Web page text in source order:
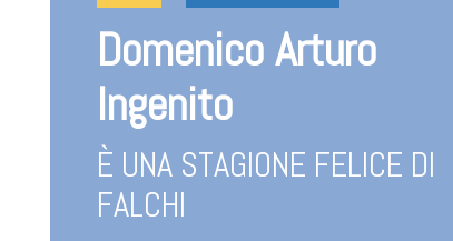
Domenico Arturo
Ingenito
È UNA STAGIONE FELICE DI
FALCHI